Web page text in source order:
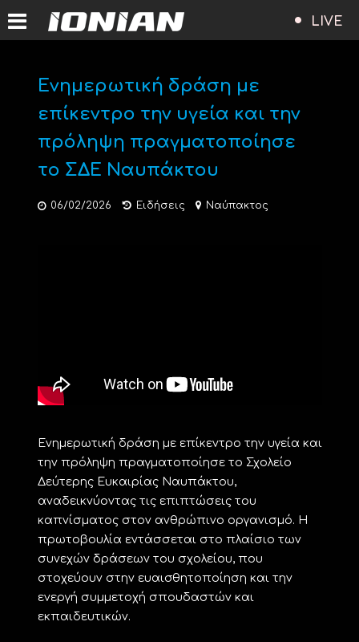
LIVE
Ενημερωτική δράση με
επίκεντρο την υγεία και την
πρόληψη πραγματοποίησε
το ΣΔΕ Ναυπάκτου
06/02/2026 Ειδήσεις Ναύπακτος
Ενημερωτική δράση με επίκεντρο την υγεία και
την πρόληψη πραγματοποίησε το Σχολείο
Δεύτερης Ευκαιρίας Ναυπάκτου,
αναδεικνύοντας τις επιπτώσεις του
καπνίσματος στον ανθρώπινο οργανισμό. Η
πρωτοβουλία εντάσσεται στο πλαίσιο των
συνεχών δράσεων του σχολείου, που
στοχεύουν στην ευαισθητοποίηση και την
ενεργή συμμετοχή σπουδαστών και
εκπαιδευτικών.